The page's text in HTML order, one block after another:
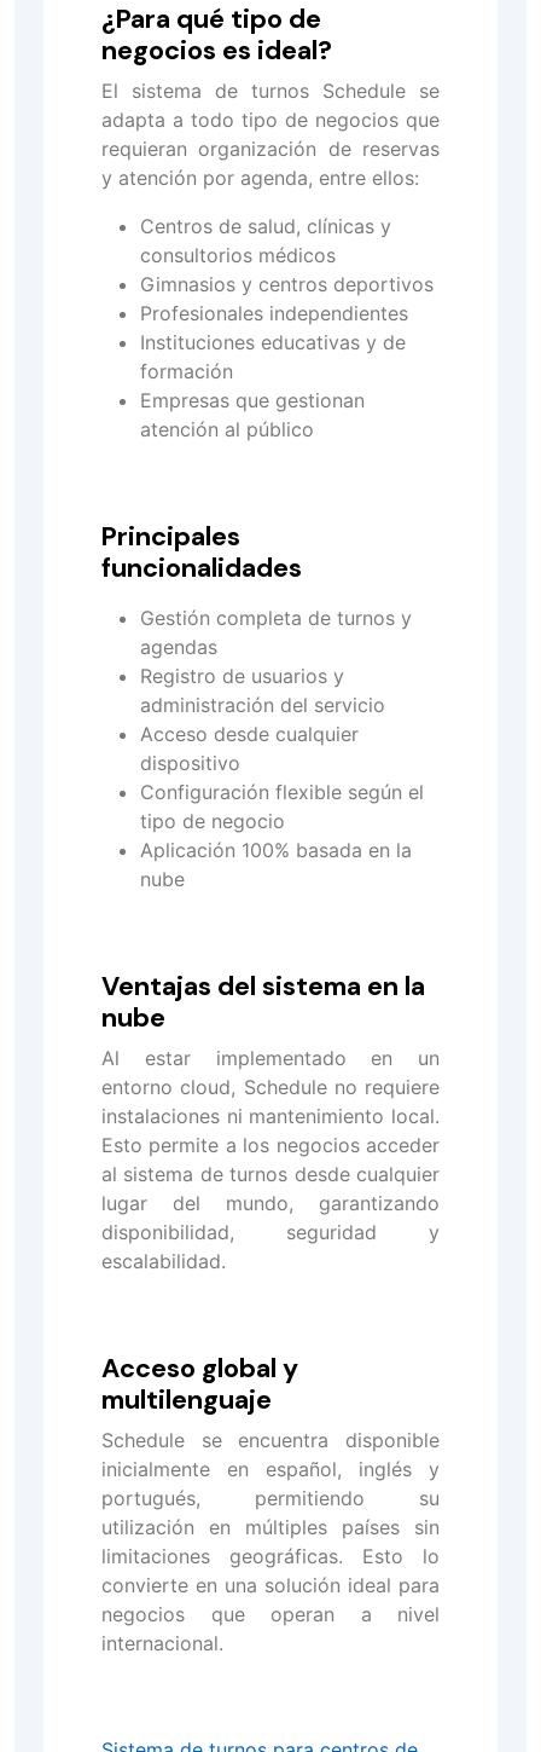
¿Para qué tipo de
negocios es ideal?
El sistema de turnos Schedule se
adapta a todo tipo de negocios que
requieran organización de reservas
y atención por agenda, entre ellos:
Centros de salud, clínicas y
consultorios médicos
Gimnasios y centros deportivos
Profesionales independientes
Instituciones educativas y de
formación
Empresas que gestionan
atención al público
Principales
funcionalidades
Gestión completa de turnos y
agendas
Registro de usuarios y
administración del servicio
Acceso desde cualquier
dispositivo
Configuración flexible según el
tipo de negocio
Aplicación 100% basada en la
nube
Ventajas del sistema en la
nube
Al estar implementado en un
entorno cloud, Schedule no requiere
instalaciones ni mantenimiento local.
Esto permite a los negocios acceder
al sistema de turnos desde cualquier
lugar del mundo, garantizando
disponibilidad, seguridad y
escalabilidad.
Acceso global y
multilenguaje
Schedule se encuentra disponible
inicialmente en español, inglés y
portugués, permitiendo su
utilización en múltiples países sin
limitaciones geográficas. Esto lo
convierte en una solución ideal para
negocios que operan a nivel
internacional.